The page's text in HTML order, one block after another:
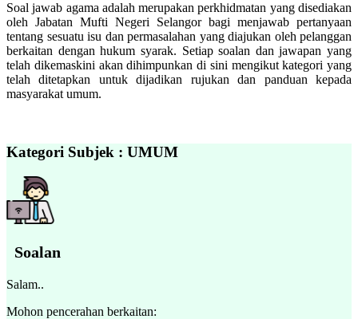
Soal jawab agama adalah merupakan perkhidmatan yang disediakan
oleh Jabatan Mufti Negeri Selangor bagi menjawab pertanyaan
tentang sesuatu isu dan permasalahan yang diajukan oleh pelanggan
berkaitan dengan hukum syarak. Setiap soalan dan jawapan yang
telah dikemaskini akan dihimpunkan di sini mengikut kategori yang
telah ditetapkan untuk dijadikan rujukan dan panduan kepada
masyarakat umum.
Kategori Subjek : UMUM
Soalan
Salam..
Mohon pencerahan berkaitan: